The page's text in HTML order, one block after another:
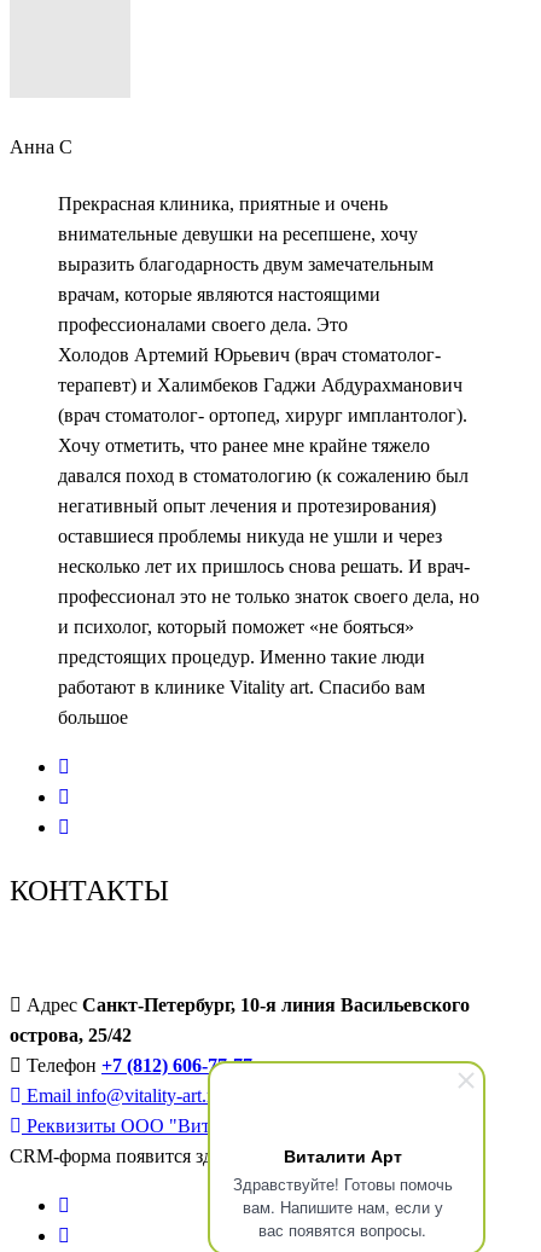
Виталити Арт
Здравствуйте! Готовы помочь
вам. Напишите нам, если у
вас появятся вопросы.
Анна С
Прекрасная клиника, приятные и очень
внимательные девушки на ресепшене, хочу
выразить благодарность двум замечательным
врачам, которые являются настоящими
профессионалами своего дела. Это
Холодов Артемий Юрьевич (врач стоматолог-
терапевт) и Халимбеков Гаджи Абдурахманович
(врач стоматолог- ортопед, хирург имплантолог).
Хочу отметить, что ранее мне крайне тяжело
давался поход в стоматологию (к сожалению был
негативный опыт лечения и протезирования)
оставшиеся проблемы никуда не ушли и через
несколько лет их пришлось снова решать. И врач-
профессионал это не только знаток своего дела, но
и психолог, который поможет «не бояться»
предстоящих процедур. Именно такие люди
работают в клинике Vitality art. Спасибо вам
большое
КОНТАКТЫ
Адрес Санкт-Петербург, 10-я линия Васильевского
острова, 25/42
Телефон +7 (812) 606-77-77
Email info@vitality-art.ru
Реквизиты ООО "Виталити-Арт"
CRM-форма появится здесь